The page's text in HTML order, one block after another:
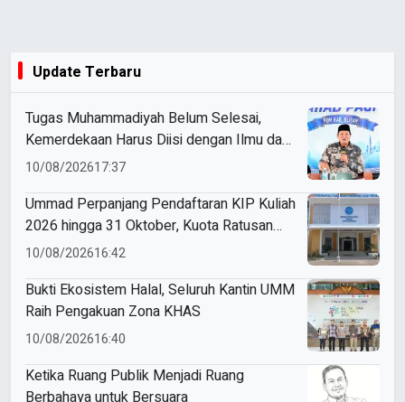
Update Terbaru
Tugas Muhammadiyah Belum Selesai,
Kemerdekaan Harus Diisi dengan Ilmu dan
Amal
10/08/202617:37
Ummad Perpanjang Pendaftaran KIP Kuliah
2026 hingga 31 Oktober, Kuota Ratusan
Menanti
10/08/202616:42
Bukti Ekosistem Halal, Seluruh Kantin UMM
Raih Pengakuan Zona KHAS
10/08/202616:40
Ketika Ruang Publik Menjadi Ruang
Berbahaya untuk Bersuara